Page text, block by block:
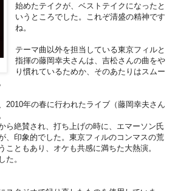
始めたテイクが、ベストテイクになったと
いうところでした。これぞ清盛の精神です
ね。
テーマ曲以外を担当している東京フィルと
指揮の藤岡幸夫さんは、吉松さんの曲をや
り慣れているためか、そのあたりはスムー
2010年の春に行われたライブ（藤岡幸夫さん
ら絶賛され、打ち上げの時に、エマーソン氏
、印象的でした。東京フィルのコンマスの荒
ともあり、オケも共感に満ちた大熱演。
た。